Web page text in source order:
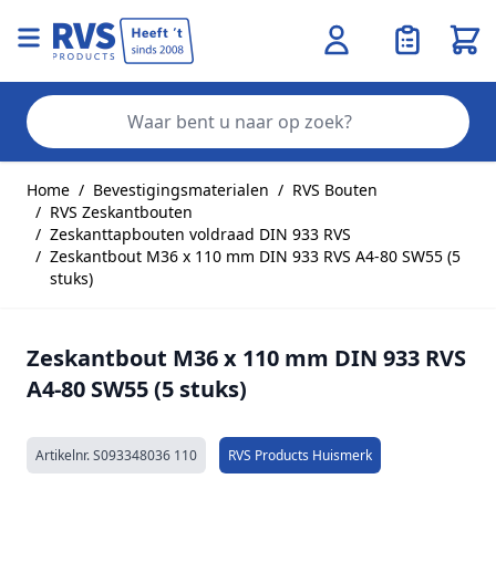
Home / Bevestigingsmaterialen / RVS Bouten
/ RVS Zeskantbouten
/ Zeskanttapbouten voldraad DIN 933 RVS
/ Zeskantbout M36 x 110 mm DIN 933 RVS A4-80 SW55 (5
stuks)
Zeskantbout M36 x 110 mm DIN 933 RVS
A4-80 SW55 (5 stuks)
Artikelnr.S093348036 110 RVS Products Huismerk